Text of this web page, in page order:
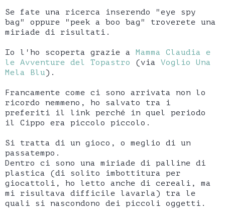
Se fate una ricerca inserendo "eye spy
bag" oppure "peek a boo bag" troverete una
miriade di risultati.
Io l'ho scoperta grazie a Mamma Claudia e
le Avventure del Topastro (via Voglio Una
Mela Blu).
Francamente come ci sono arrivata non lo
ricordo nemmeno, ho salvato tra i
preferiti il link perché in quel periodo
il Cippo era piccolo piccolo.
Si tratta di un gioco, o meglio di un
passatempo.
Dentro ci sono una miriade di palline di
plastica (di solito imbottitura per
giocattoli, ho letto anche di cereali, ma
mi risultava difficile lavarla) tra le
quali si nascondono dei piccoli oggetti.